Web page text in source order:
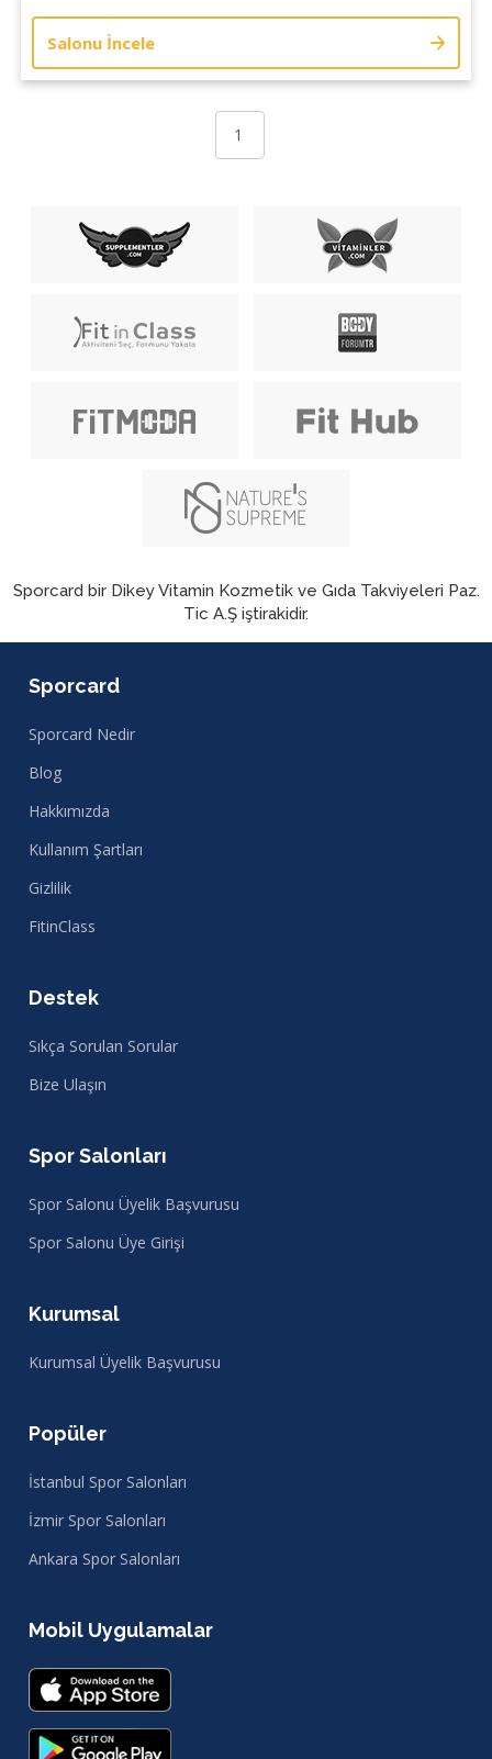
Salonu İncele
Sporcard bir Dikey Vitamin Kozmetik ve Gıda Takviyeleri Paz.
Tic A.Ş iştirakidir.
Sporcard
Sporcard Nedir
Blog
Hakkımızda
Kullanım Şartları
Gizlilik
FitinClass
Destek
Sıkça Sorulan Sorular
Bize Ulaşın
Spor Salonları
Spor Salonu Üyelik Başvurusu
Spor Salonu Üye Girişi
Kurumsal
Kurumsal Üyelik Başvurusu
Popüler
İstanbul Spor Salonları
İzmir Spor Salonları
Ankara Spor Salonları
Mobil Uygulamalar